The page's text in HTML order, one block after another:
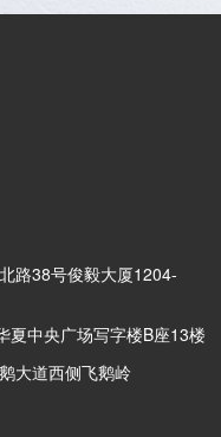
路38号俊毅大厦1204-
夏中央广场写字楼B座13楼
大道西侧飞鹅岭